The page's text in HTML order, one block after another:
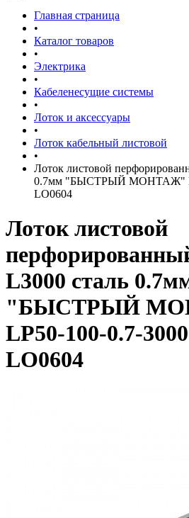
Главная страница
•
Каталог товаров
•
Электрика
•
Кабеленесущие системы
•
Лоток и аксессуары
•
Лоток кабельный листовой
•
Лоток листовой
0.7мм "БЫСТРЫЙ МОНТАЖ"
LO0604
Лоток листовой
L3000 сталь
"БЫСТРЫЙ
LP50-100-0.7-
LO0604